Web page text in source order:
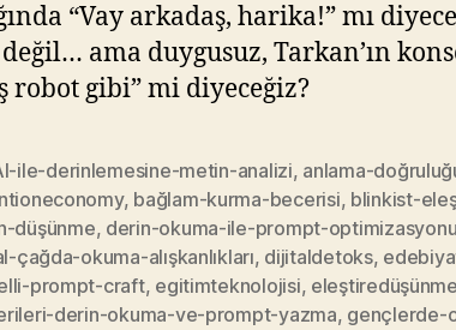
“Vay arkadaş, harika!” mı
değil… ama duygusuz, Tarkan’ın
robot gibi” mi diyeceğiz?
ile-derinlemesine-metin-analizi, anlama-
, bağlam-kurma-becerisi, blinkist-
düşünme, derin-okuma-ile-prompt-optimizasyonu
çağda-okuma-alışkanlıkları, dijitaldetoks,
prompt-craft, egitimteknolojisi, eleştiredüşünme
derin-okuma-ve-prompt-yazma, gençlerde-